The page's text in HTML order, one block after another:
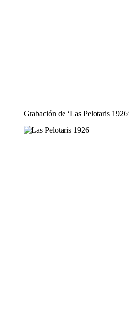
Grabación de ‘Las Pelotaris